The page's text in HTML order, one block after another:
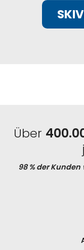
Über
98 % der Kunden